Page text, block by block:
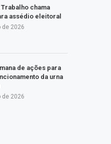
chama
assédio eleitoral
de 2026
de ações para
da urna
de 2026